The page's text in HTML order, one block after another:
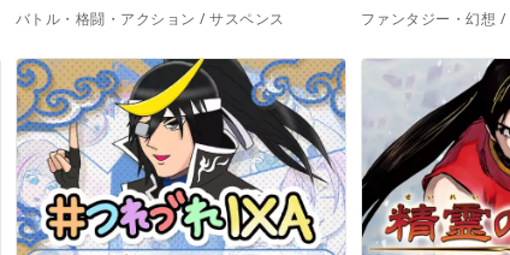
バトル・格闘・アクション / サスペンス ファンタジー・幻想